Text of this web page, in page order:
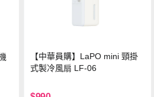
【中華員購】LaPO mini 頸掛
式製冷風扇 LF-06